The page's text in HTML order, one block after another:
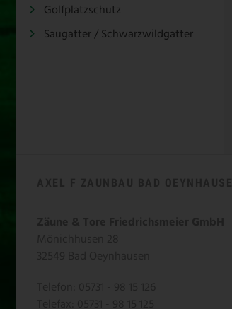
Golfplatzschutz
Saugatter / Schwarzwildgatter